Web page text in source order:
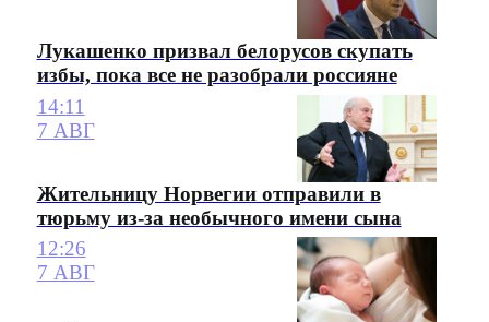
Лукашенко призвал белорусов скупать
избы, пока все не разобрали россияне
14:11
7 АВГ
Жительницу Норвегии отправили в
тюрьму из-за необычного имени сына
12:26
7 АВГ